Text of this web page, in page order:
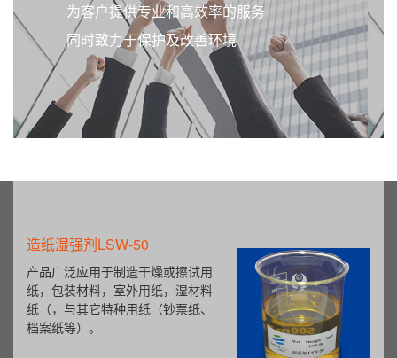
为客户提供专业和高效率的服务
同时致力于保护及改善环境
造纸湿强剂LSW-50
产品广泛应用于制造干燥或擦试用
纸，包装材料，室外用纸，湿材料
纸（，与其它特种用纸（钞票纸、
档案纸等）。